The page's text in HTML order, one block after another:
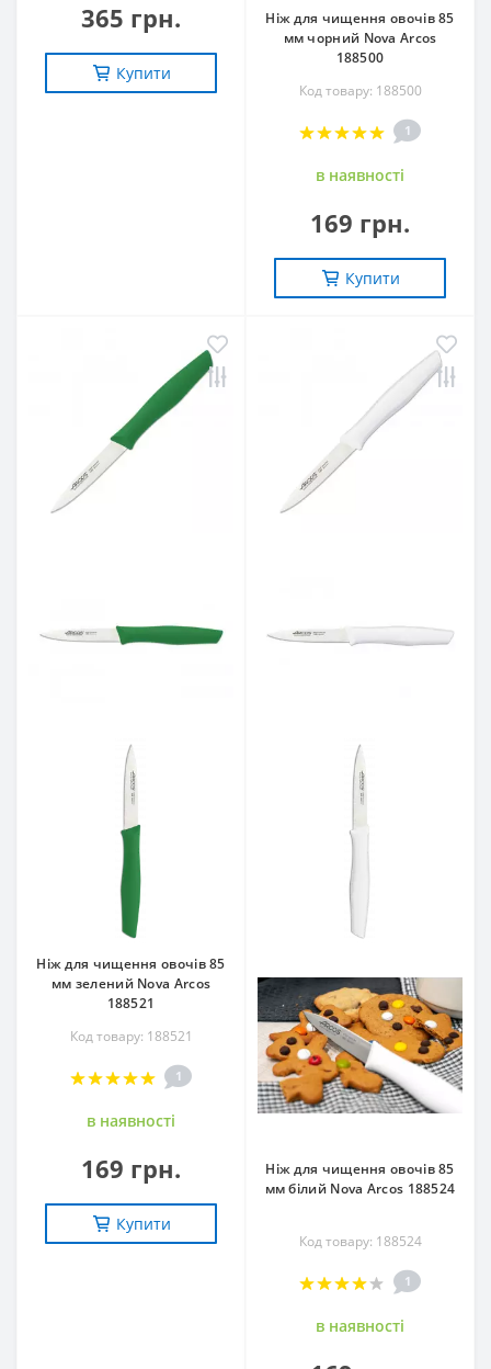
365 грн.
Купити
Ніж для чищення овочів 85
мм чорний Nova Arcos
188500
Код товару: 188500
1
в наявностi
169 грн.
Купити
Ніж для чищення овочів 85
мм зелений Nova Arcos
188521
Код товару: 188521
1
в наявностi
169 грн.
Купити
Ніж для чищення овочів 85
мм білий Nova Arcos 188524
Код товару: 188524
1
в наявностi